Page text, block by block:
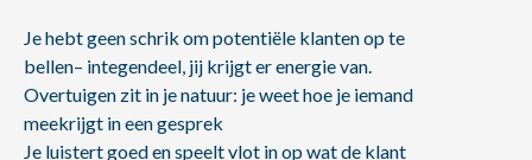
Je hebt geen schrik om potentiële klanten op te
bellen– integendeel, jij krijgt er energie van.
Overtuigen zit in je natuur: je weet hoe je iemand
meekrijgt in een gesprek
Je luistert goed en speelt vlot in op wat de klant